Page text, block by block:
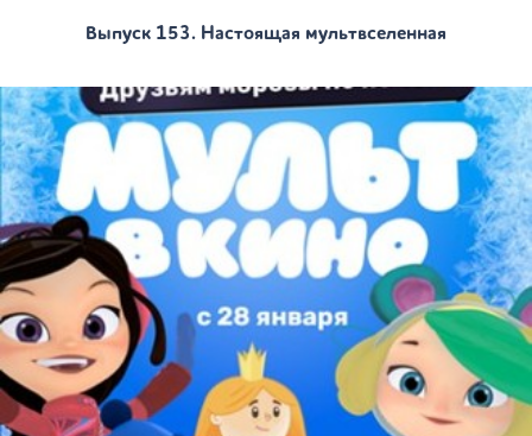
Выпуск 153. Настоящая мультвселенная